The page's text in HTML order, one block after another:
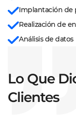
Implantación de
Realización de
Análisis de datos
Lo Que
Clientes